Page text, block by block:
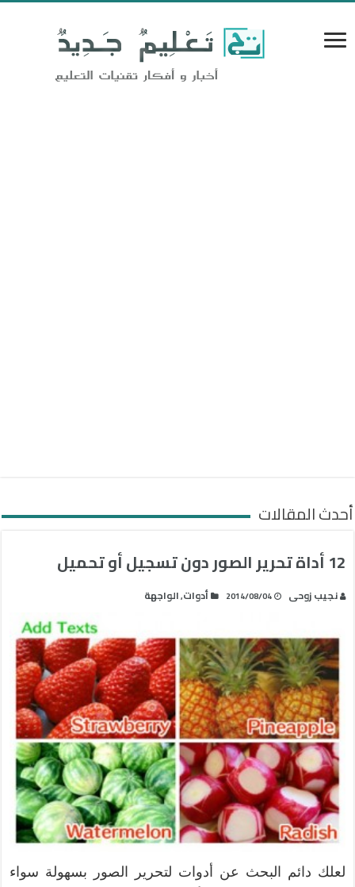
أحدث المقالات
12 أداة تحرير الصور دون تسجيل أو تحميل
نجيب زوحى 2014/08/04 أدوات,الواجهة
لعلك دائم البحث عن أدوات لتحرير الصور بسهولة سواء